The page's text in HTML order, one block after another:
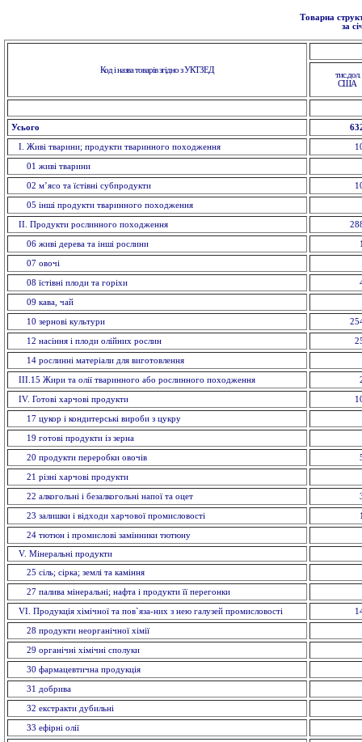
Товарна
за
Код і назва товарів згідно з УКТЗЕД
тис.дол.
США
Усього
I. Живi тварини; продукти тваринного походження
01 живi тварини
02 м’ясо та їстівні субпродукти
05 інші продукти тваринного походження
II. Продукти рослинного походження
06 живі дерева та інші рослини
07 овочi
08 їстівні плоди та горіхи
09 кава, чай
10 зерновi культури
12 насiння і плоди олійних рослин
14 рослинні матеріали для виготовлення
ІІІ.15 Жири та олії тваринного або рослинного походження
IV. Готові харчові продукти
17 цукор і кондитерські вироби з цукру
19 готові продукти із зерна
20 продукти переробки овочів
21 різні харчові продукти
22 алкогольні і безалкогольні напої та оцет
23 залишки і відходи харчової промисловості
24 тютюн і промислові замінники тютюну
V. Мiнеральнi продукти
25 сіль; сірка; землі та каміння
27 палива мінеральні; нафта і продукти її перегонки
VI. Продукція хімічної та пов`яза-них з нею галузей промисловостi
28 продукти неорганічної хімії
29 органiчнi хiмiчнi сполуки
30 фармацевтична продукція
31 добрива
32 екстракти дубильнi
33 ефiрнi олії